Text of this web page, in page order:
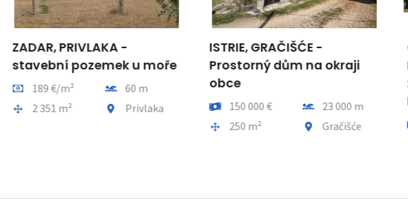
moře
od moře
obce
ISTRIE, GRAČIŠĆE -
Prostorný dům na okraji
obce
Cena 150 000 € Vzdálenost od moře
23 000 m
Obec, část obce
Gračišće
OSTROV CRES, CRES -
Moderní byt 3+1 na
NOVOSTAVBA!
498 000 €
280
Obec,